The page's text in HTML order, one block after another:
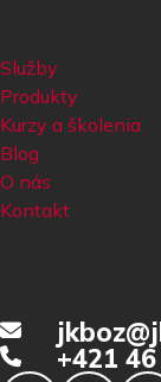
Služby
Produkty
Kurzy a školenia
Blog
O nás
Kontakt
+421